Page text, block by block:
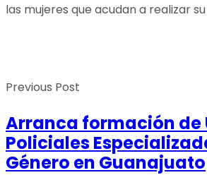
las mujeres que acudan a realizar
Previous Post
Arranca formación de
Policiales
Género en Guanajuato